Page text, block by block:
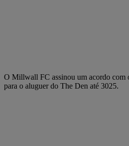
O Millwall FC assinou um acordo com
para o aluguer do The Den até 3025.